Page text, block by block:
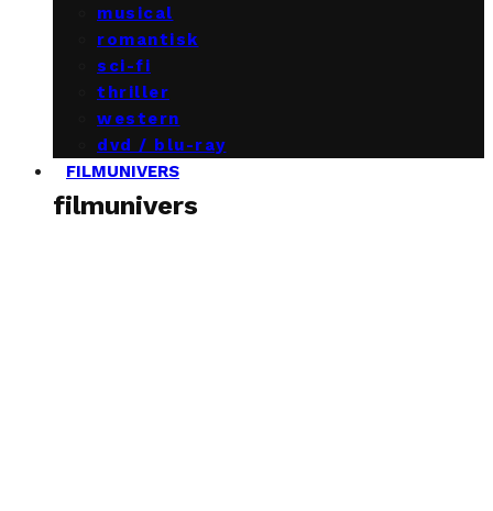
musical
romantisk
sci-fi
thriller
western
dvd / blu-ray
FILMUNIVERS
filmunivers